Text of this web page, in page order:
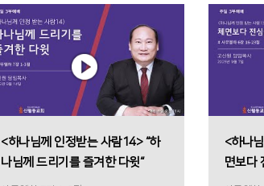
<하나님께 인정받는 사람14> “하
나님께 드리기를 즐겨한 다윗“
<하나
면보다